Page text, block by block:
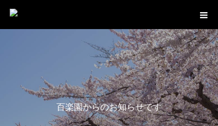
百楽園からのお知らせです。